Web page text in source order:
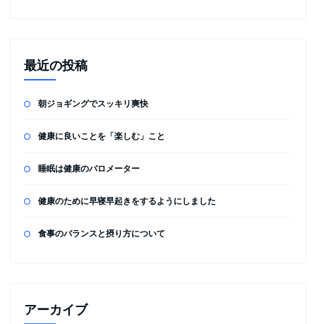
最近の投稿
朝ジョギングでスッキリ爽快
健康に良いことを「楽しむ」こと
睡眠は健康のバロメーター
健康のために早寝早起きをするようにしました
食事のバランスと摂り方について
アーカイブ